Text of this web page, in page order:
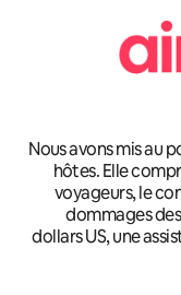
Nous avons mis au
hôtes. Elle
voyageurs, le
dommages
dollars US, une